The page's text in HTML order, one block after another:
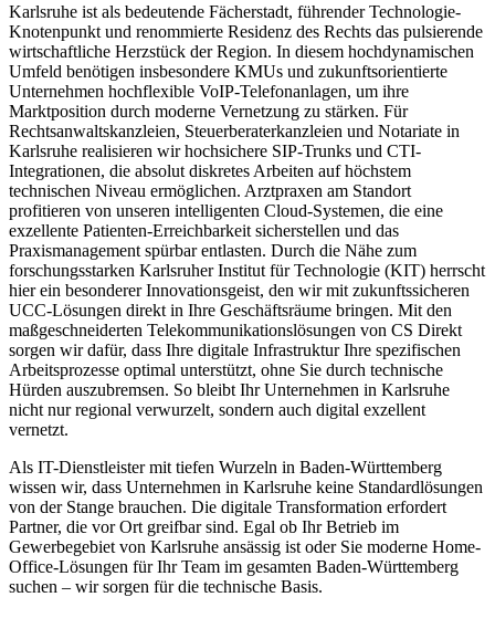
Karlsruhe ist als bedeutende Fächerstadt, führender Technologie-
Knotenpunkt und renommierte Residenz des Rechts das pulsierende
wirtschaftliche Herzstück der Region. In diesem hochdynamischen
Umfeld benötigen insbesondere KMUs und zukunftsorientierte
Unternehmen hochflexible VoIP-Telefonanlagen, um ihre
Marktposition durch moderne Vernetzung zu stärken. Für
Rechtsanwaltskanzleien, Steuerberaterkanzleien und Notariate in
Karlsruhe realisieren wir hochsichere SIP-Trunks und CTI-
Integrationen, die absolut diskretes Arbeiten auf höchstem
technischen Niveau ermöglichen. Arztpraxen am Standort
profitieren von unseren intelligenten Cloud-Systemen, die eine
exzellente Patienten-Erreichbarkeit sicherstellen und das
Praxismanagement spürbar entlasten. Durch die Nähe zum
forschungsstarken Karlsruher Institut für Technologie (KIT) herrscht
hier ein besonderer Innovationsgeist, den wir mit zukunftssicheren
UCC-Lösungen direkt in Ihre Geschäftsräume bringen. Mit den
maßgeschneiderten Telekommunikationslösungen von CS Direkt
sorgen wir dafür, dass Ihre digitale Infrastruktur Ihre spezifischen
Arbeitsprozesse optimal unterstützt, ohne Sie durch technische
Hürden auszubremsen. So bleibt Ihr Unternehmen in Karlsruhe
nicht nur regional verwurzelt, sondern auch digital exzellent
vernetzt.
Als IT-Dienstleister mit tiefen Wurzeln in Baden-Württemberg
wissen wir, dass Unternehmen in Karlsruhe keine Standardlösungen
von der Stange brauchen. Die digitale Transformation erfordert
Partner, die vor Ort greifbar sind. Egal ob Ihr Betrieb im
Gewerbegebiet von Karlsruhe ansässig ist oder Sie moderne Home-
Office-Lösungen für Ihr Team im gesamten Baden-Württemberg
suchen – wir sorgen für die technische Basis.